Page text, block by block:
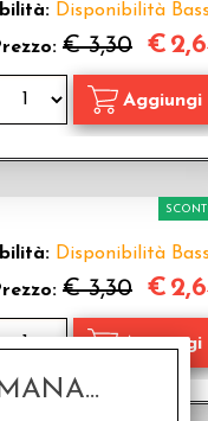
Disponibilità
€ 3,30 €
Disponibilità
€ 3,30 €